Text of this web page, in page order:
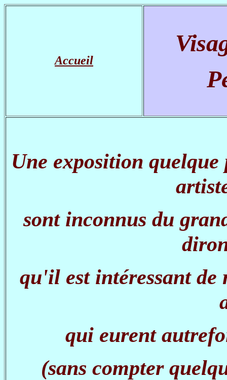
Accueil
Une exposition quelque
sont inconnus du
qu'il est intéressant de
qui eurent
(sans compter